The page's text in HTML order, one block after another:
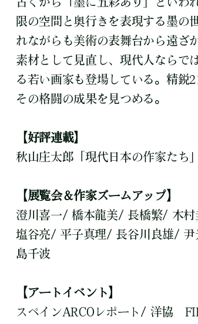
限の空間と奥行きを表現する墨の
れながらも美術の表舞台から遠ざ
素材として見直し、現代人ならで
る若い画家も登場している。精鋭
その格闘の成果を見つめる。
【好評連載】
秋山庄太郎「現代日本の作家たち
【展覧会＆作家ズームアップ】
澄川喜一/ 橋本龍美/ 長橋繁/ 木
塩谷亮/ 平子真理/ 長谷川良雄/
島千波
【アートイベント】
スペインARCOレポート/ 洋協